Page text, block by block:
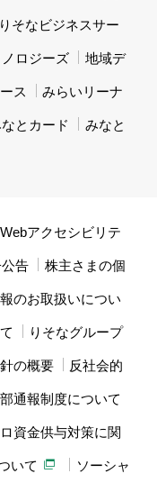
りそなビジネスサー
ロジーズ 地域デ
ス みらいリーナ
とカード みなと
Webアクセシビリテ
告 株主さまの個
のお取扱いについ
りそなグループ
の概要 反社会的
通報制度について
資金供与対策に関
いて ソーシャ